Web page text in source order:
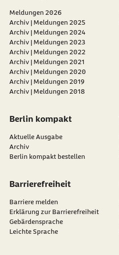
Meldungen 2026
Archiv | Meldungen 2025
Archiv | Meldungen 2024
Archiv | Meldungen 2023
Archiv | Meldungen 2022
Archiv | Meldungen 2021
Archiv | Meldungen 2020
Archiv | Meldungen 2019
Archiv | Meldungen 2018
Berlin kompakt
Aktuelle Ausgabe
Archiv
Berlin kompakt bestellen
Barrierefreiheit
Barriere melden
Erklärung zur Barrierefreiheit
Gebärdensprache
Leichte Sprache